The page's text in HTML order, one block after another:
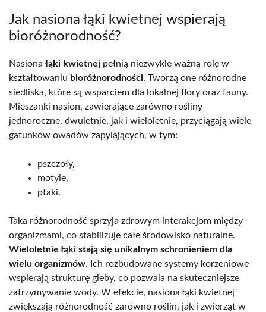
Jak nasiona łąki kwietnej wspierają
bioróżnorodność?
Nasiona łąki kwietnej pełnią niezwykle ważną rolę w
kształtowaniu bioróżnorodności. Tworzą one różnorodne
siedliska, które są wsparciem dla lokalnej flory oraz fauny.
Mieszanki nasion, zawierające zarówno rośliny
jednoroczne, dwuletnie, jak i wieloletnie, przyciągają wiele
gatunków owadów zapylających, w tym:
pszczoły,
motyle,
ptaki.
Taka różnorodność sprzyja zdrowym interakcjom między
organizmami, co stabilizuje całe środowisko naturalne.
Wieloletnie łąki stają się unikalnym schronieniem dla
wielu organizmów. Ich rozbudowane systemy korzeniowe
wspierają strukturę gleby, co pozwala na skuteczniejsze
zatrzymywanie wody. W efekcie, nasiona łąki kwietnej
zwiększają różnorodność zarówno roślin, jak i zwierząt w